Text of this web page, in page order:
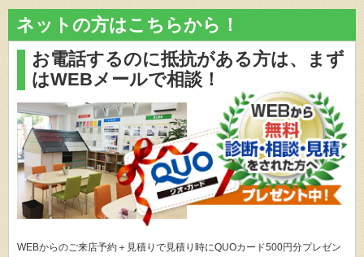
ネットの方はこちらから！
お電話するのに抵抗がある方は、
まず
はWEBメールで相談！
WEBからのご来店予約＋見積りで見積り時にQUOカード500円分プレゼン